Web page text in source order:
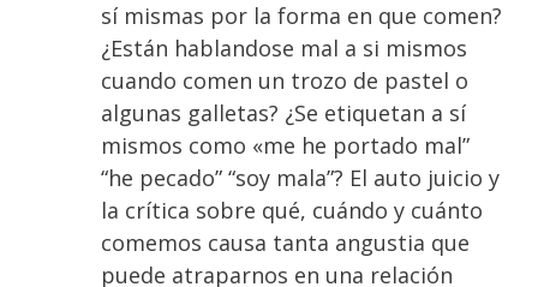
sí mismas por la forma en que comen?
¿Están hablandose mal a si mismos
cuando comen un trozo de pastel o
algunas galletas? ¿Se etiquetan a sí
mismos como «me he portado mal”
“he pecado” “soy mala”? El auto juicio y
la crítica sobre qué, cuándo y cuánto
comemos causa tanta angustia que
puede atraparnos en una relación